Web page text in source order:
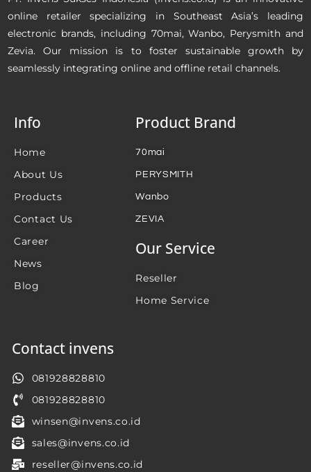
online retailer specializing in Southeast Asia’s leading
electronic brands, including 70mai, Wanbo, Perysmith and
Zevia. Our mission is to foster sustainable growth by
seamlessly integrating online and offline retail channels.
Info
Home
About Us
Products
Contact Us
Career
News
Blog
Product Brand
70mai
PERYSMITH
Wanbo
ZEVIA
Our Service
Reseller
Home Service
Contact invens
081928828810
081928828810
winsen@invens.co.id
sales@invens.co.id
reseller@invens.co.id